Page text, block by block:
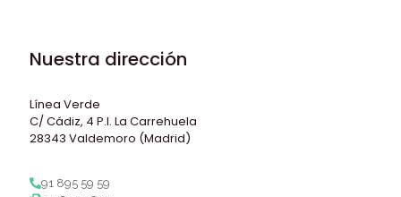
Nuestra dirección
Línea Verde
C/ Cádiz, 4 P.I. La Carrehuela
28343 Valdemoro (Madrid)
91 895 59 59